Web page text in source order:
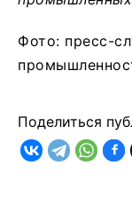
Фото: пресс-
Поделиться